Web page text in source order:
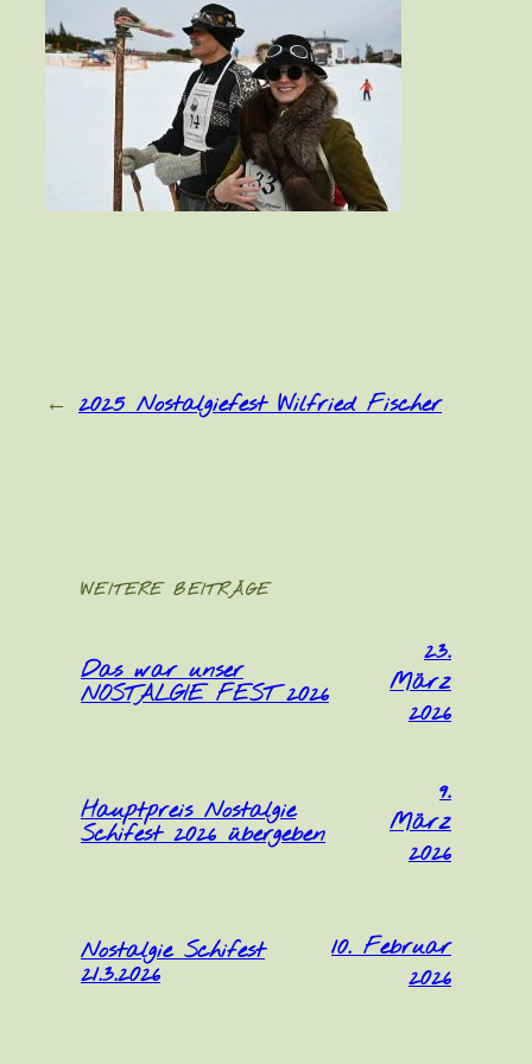
← 2025 Nostalgiefest Wilfried Fischer
WEITERE BEITRÄGE
Das war unser
NOSTALGIE FEST 2026
23.
März
2026
Hauptpreis Nostalgie
Schifest 2026 übergeben
9.
März
2026
Nostalgie Schifest
21.3.2026
10. Februar
2026